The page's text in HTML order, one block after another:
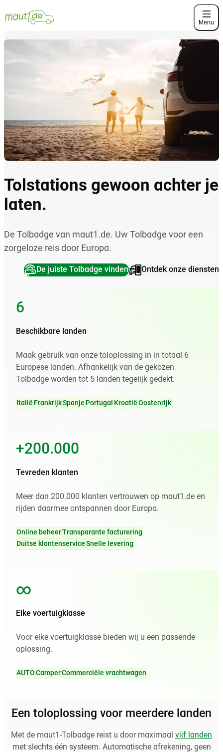
Menu
Tolstations gewoon achter je
laten.
De Tolbadge van maut1.de. Uw Tolbadge voor een
zorgeloze reis door Europa.
De juiste Tolbadge vinden Ontdek onze diensten
6
Beschikbare landen
Maak gebruik van onze toloplossing in in totaal 6
Europese landen. Afhankelijk van de gekozen
Tolbadge worden tot 5 landen tegelijk gedekt.
Italië FrankrijkSpanje Portugal Kroatië Oostenrijk
+200.000
Tevreden klanten
Meer dan 200.000 klanten vertrouwen op maut1.de en
rijden daarmee ontspannen door Europa.
Online beheerTransparante facturering
Duitse klantenservice Snelle levering
∞
Elke voertuigklasse
Voor elke voertuigklasse bieden wij u een passende
oplossing.
AUTO CamperCommerciële vrachtwagen
Een toloplossing voor meerdere landen
Met de maut1-Tolbadge reist u door maximaal vijf landen
met slechts één systeem. Automatische afrekening, geen